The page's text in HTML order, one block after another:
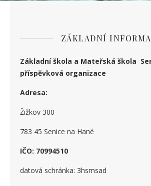
ZÁKLADNÍ
Základní škola a Mateřská škola
příspěvková organizace
Adresa:
Žižkov 300
783 45 Senice na Hané
IČO: 70994510
datová schránka: 3hsmsad